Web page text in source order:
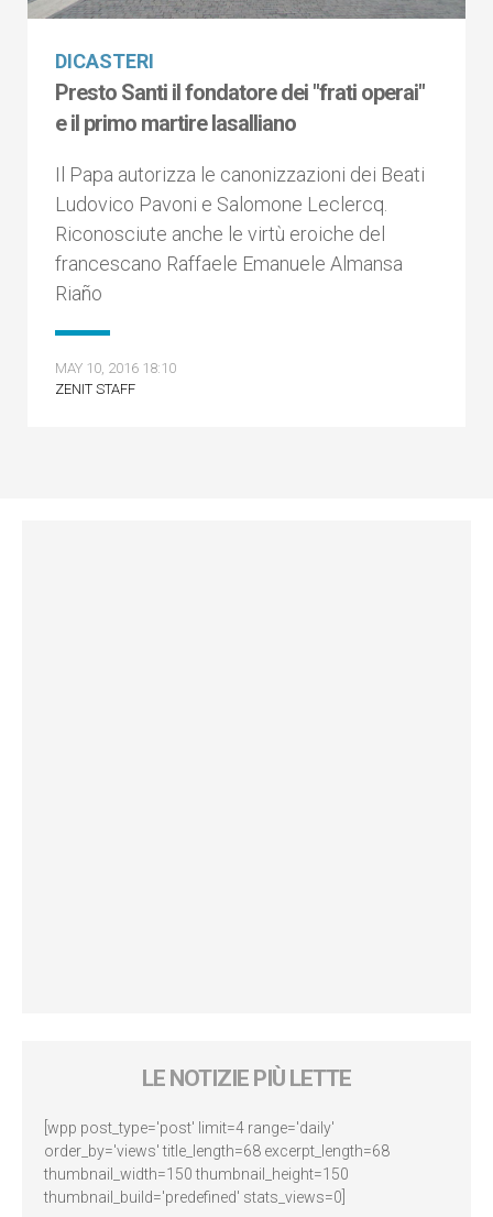
DICASTERI
Presto Santi il fondatore dei "frati operai"
e il primo martire lasalliano
Il Papa autorizza le canonizzazioni dei Beati
Ludovico Pavoni e Salomone Leclercq.
Riconosciute anche le virtù eroiche del
francescano Raffaele Emanuele Almansa
Riaño
MAY 10, 2016 18:10
ZENIT STAFF
LE NOTIZIE PIÙ LETTE
[wpp post_type='post' limit=4 range='daily'
order_by='views' title_length=68 excerpt_length=68
thumbnail_width=150 thumbnail_height=150
thumbnail_build='predefined' stats_views=0]